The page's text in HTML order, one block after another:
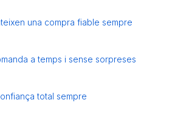
una compra fiable sempre
a temps i sense sorpreses
total sempre